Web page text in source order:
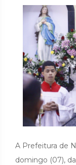
A Prefeitura de
domingo (07),